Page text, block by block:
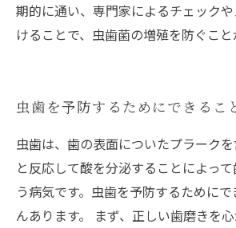
期的に通い、専門家によるチェック
けることで、虫歯菌の増殖を防ぐこと
虫歯を予防するためにできるこ
虫歯は、歯の表面についたプラーク
と反応して酸を分泌することによっ
う病気です。虫歯を予防するために
んあります。 まず、正しい歯磨きを